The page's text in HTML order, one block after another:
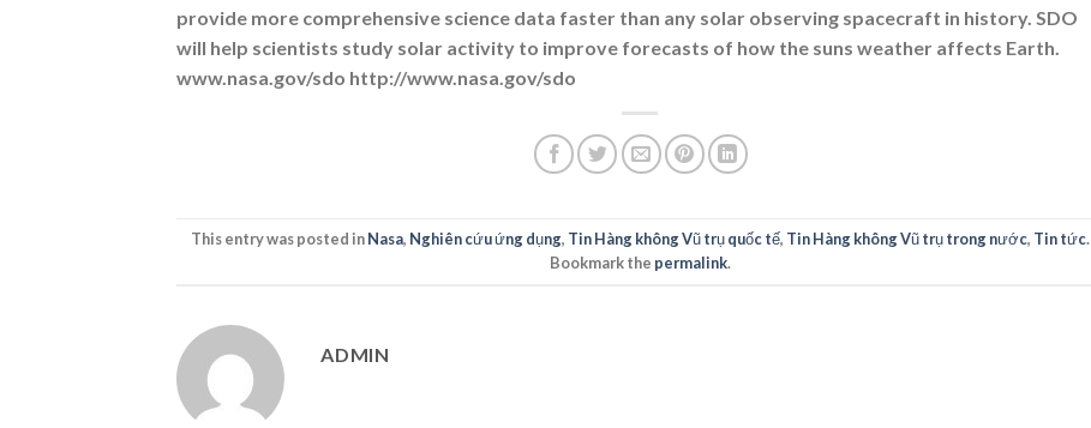
provide more comprehensive science data faster than any solar observing spacecraft in history. SDO
will help scientists study solar activity to improve forecasts of how the suns weather affects Earth.
www.nasa.gov/sdo http://www.nasa.gov/sdo
This entry was posted inNasa, Nghiên cứu ứng dụng, Tin Hàng không Vũ trụ quốc tế, Tin Hàng không Vũ trụ trong nước, Tin tức.
Bookmark the permalink.
ADMIN